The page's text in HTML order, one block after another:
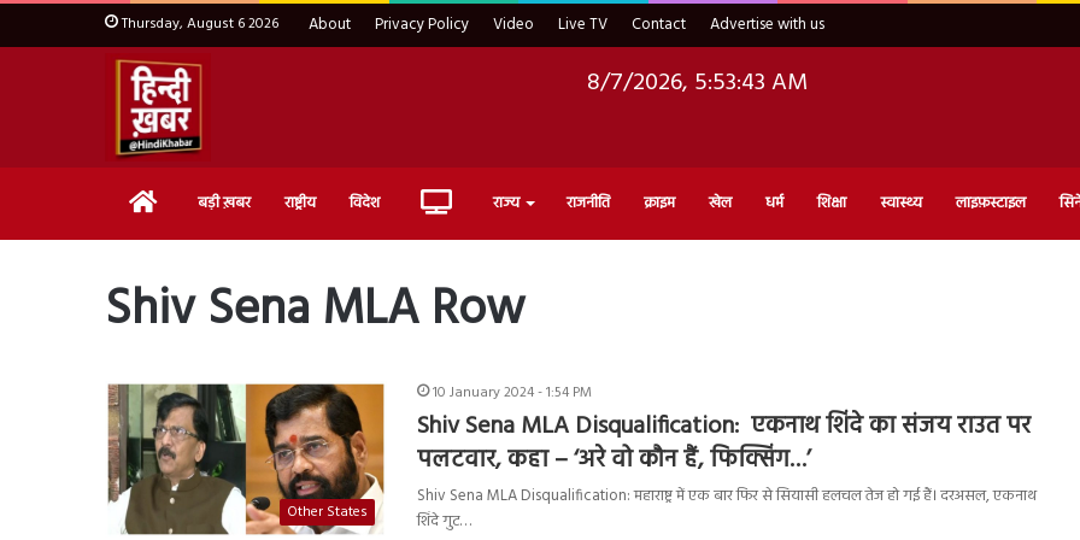
Thursday, August 6 2026 About Privacy Policy Video Live TV Contact Advertise with us
8/7/2026, 5:53:43 AM
Home बड़ी ख़बर राष्ट्रीय विदेश Live राज्य राजनीति क्राइम खेल धर्म शिक्षा स्वास्थ्य लाइफ़स्टाइल
Shiv Sena MLA Row
Other States
10 January 2024 - 1:54 PM
Shiv Sena MLA Disqualification: एकनाथ शिंदे का संजय राउत पर
पलटवार, कहा – ‘अरे वो कौन हैं, फिक्सिंग…’
Shiv Sena MLA Disqualification: महाराष्ट्र में एक बार फिर से सियासी हलचल तेज हो गई हैं। दरअसल, एकनाथ
शिंदे गुट…